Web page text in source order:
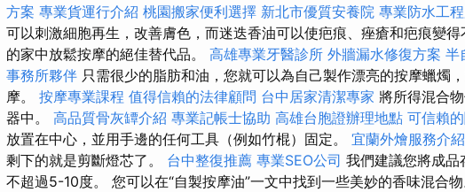
方案 專業貨運行介紹 桃園搬家便利選擇 新北市優質安養院 專業防水工
可以刺激細胞再生，改善膚色，而迷迭香油可以使疤痕、痤瘡和疤痕變
的家中放鬆按摩的絕佳替代品。 高雄專業牙醫診所 外牆漏水修復方案 半
事務所夥伴 只需很少的脂肪和油，您就可以為自己製作漂亮的按摩蠟燭
摩。 按摩專業課程 值得信賴的法律顧問 台中居家清潔專家 將所得混合
器中。 高品質骨灰罈介紹 專業記帳士協助 高雄台胞證辦理地點 可信賴
放置在中心，並用手邊的任何工具（例如竹棍）固定。 宜蘭外燴服務介紹
剩下的就是剪斷燈芯了。 台中整復推薦 專業SEO公司 我們建議您將成
不超過5-10度。 您可以在“自製按摩油”一文中找到一些美妙的香味混合物